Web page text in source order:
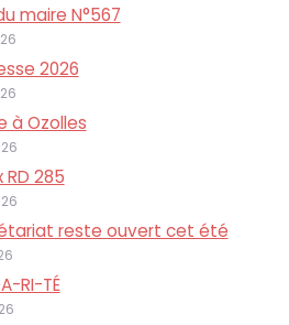
maire N°567
2026
à Ozolles
RD 285
reste ouvert cet été
RI-TÉ